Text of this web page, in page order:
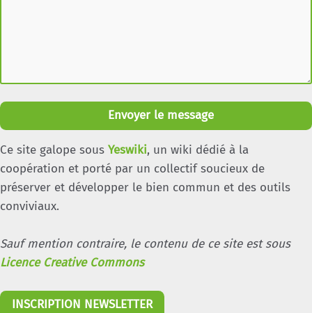
Envoyer le message
Ce site galope sous Yeswiki, un wiki dédié à la
coopération et porté par un collectif soucieux de
préserver et développer le bien commun et des outils
conviviaux.
Sauf mention contraire, le contenu de ce site est sous
Licence Creative Commons
INSCRIPTION NEWSLETTER